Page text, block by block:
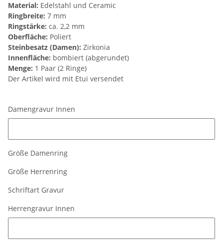
Material: Edelstahl und Ceramic
Ringbreite: 7 mm
Ringstärke: ca. 2,2 mm
Oberfläche: Poliert
Steinbesatz (Damen): Zirkonia
Innenfläche: bombiert (abgerundet)
Menge: 1 Paar (2 Ringe)
Der Artikel wird mit Etui versendet
Damengravur Innen
Größe Damenring
Größe Herrenring
Schriftart Gravur
Herrengravur Innen